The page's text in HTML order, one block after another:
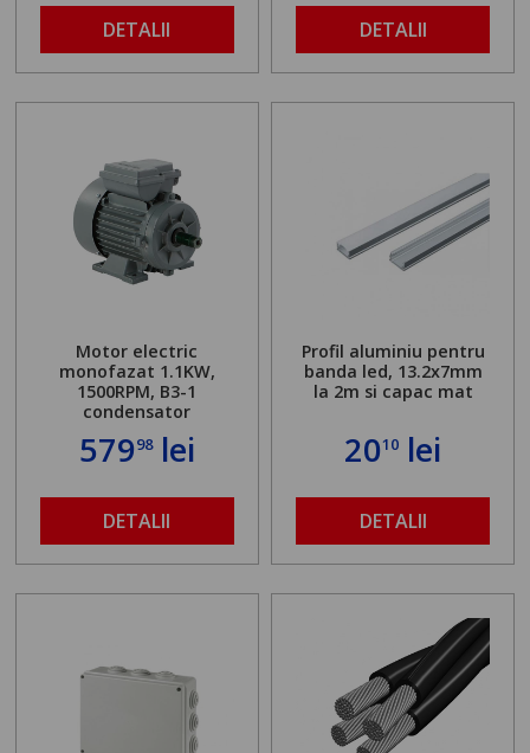
DETALII DETALII
Motor electric
monofazat 1.1KW,
1500RPM, B3-1
condensator
57998lei
DETALII
Profil aluminiu pentru
banda led, 13.2x7mm
la 2m si capac mat
2010 lei
DETALII